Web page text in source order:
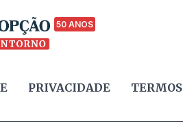
50 ANOS
PRIVACIDADE